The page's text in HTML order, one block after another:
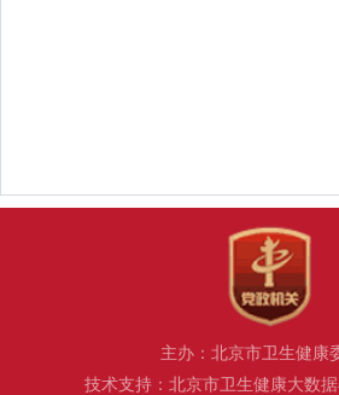
主办：北京市卫生健康
技术支持：北京市卫生健康大数